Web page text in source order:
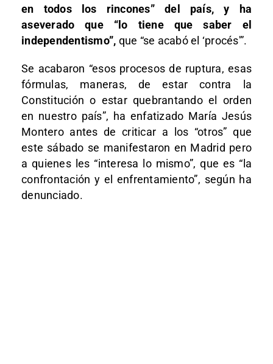
en todos los rincones” del país, y ha
aseverado que “lo tiene que saber el
independentismo”, que “se acabó el ‘procés'”.
Se acabaron “esos procesos de ruptura, esas
fórmulas, maneras, de estar contra la
Constitución o estar quebrantando el orden
en nuestro país”, ha enfatizado María Jesús
Montero antes de criticar a los “otros” que
este sábado se manifestaron en Madrid pero
a quienes les “interesa lo mismo”, que es “la
confrontación y el enfrentamiento”, según ha
denunciado.